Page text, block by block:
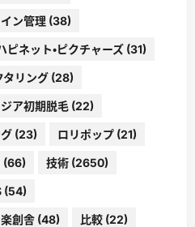
ン管理 (38)
ピネット・ピクチャーズ (31)
タリング (28)
ア初期脱毛 (22)
(23) ロリポップ (21)
(66) 技術 (2650)
(54)
楽創舎 (48) 比較 (22)